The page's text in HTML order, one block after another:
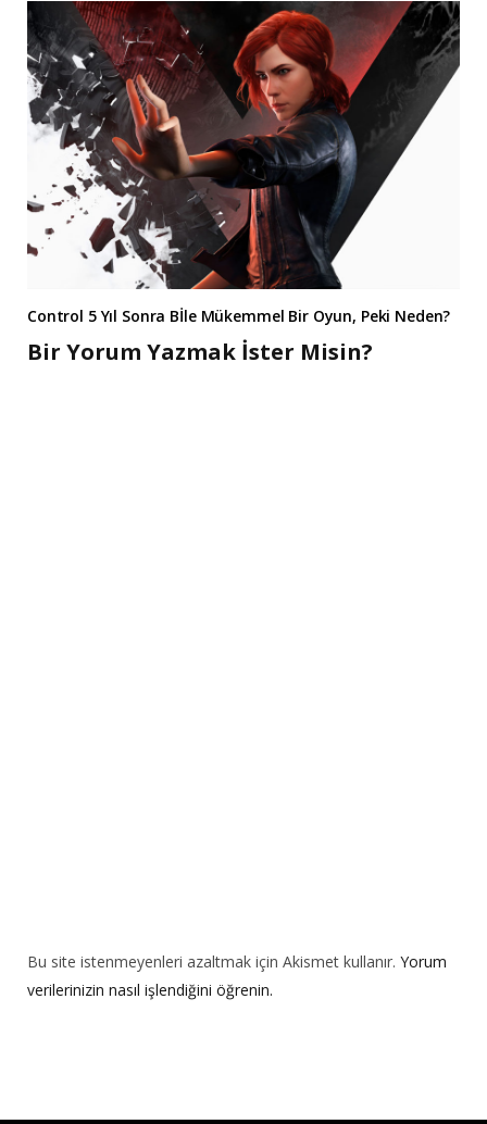
Control 5 Yıl Sonra Bİle Mükemmel Bir Oyun, Peki Neden?
Bir Yorum Yazmak İster Misin?
Bu site istenmeyenleri azaltmak için Akismet kullanır. Yorum
verilerinizin nasıl işlendiğini öğrenin.